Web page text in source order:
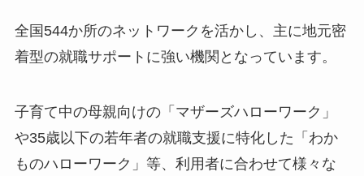
全国544か所のネットワークを活かし、主に地元密
着型の就職サポートに強い機関となっています。
子育て中の母親向けの「マザーズハローワーク」
や35歳以下の若年者の就職支援に特化した「わか
ものハローワーク」等、利用者に合わせて様々な